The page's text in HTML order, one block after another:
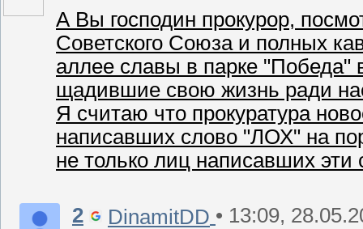
А Вы господин прокурор,
Советского Союза и полных
аллее славы в парке "Победа"
щадившие свою жизнь ради
Я считаю что прокуратура
написавших слово "ЛОХ" на
не только лиц написавших
2 DinamitDD • 13:09,